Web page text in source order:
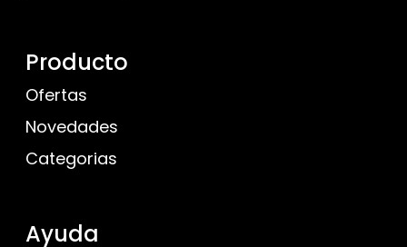
Producto
Ofertas
Novedades
Categorias
Ayuda